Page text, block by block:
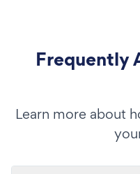
Frequently
Learn more about